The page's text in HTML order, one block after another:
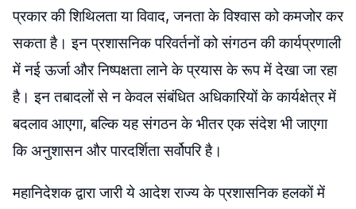
प्रकार की शिथिलता या विवाद, जनता के विश्वास को कमजोर कर
सकता है। इन प्रशासनिक परिवर्तनों को संगठन की कार्यप्रणाली
में नई ऊर्जा और निष्पक्षता लाने के प्रयास के रूप में देखा जा रहा
है। इन तबादलों से न केवल संबंधित अधिकारियों के कार्यक्षेत्र में
बदलाव आएगा, बल्कि यह संगठन के भीतर एक संदेश भी जाएगा
कि अनुशासन और पारदर्शिता सर्वोपरि है।
महानिदेशक द्वारा जारी ये आदेश राज्य के प्रशासनिक हलकों में